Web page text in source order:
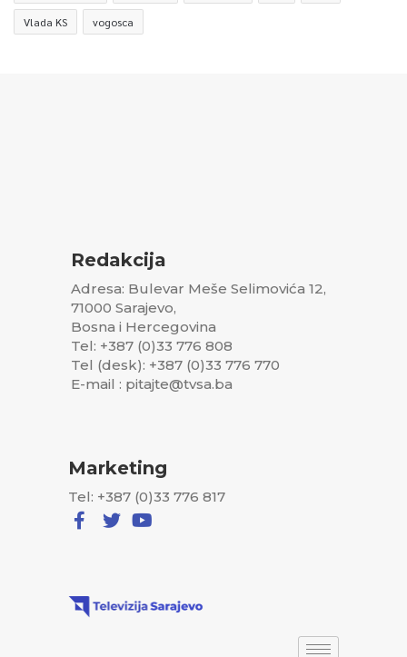
Vlada KS vogosca
Redakcija
Adresa: Bulevar Meše Selimovića 12,
71000 Sarajevo,
Bosna i Hercegovina
Tel: +387 (0)33 776 808
Tel (desk): +387 (0)33 776 770
E-mail : pitajte@tvsa.ba
Marketing
Tel: +387 (0)33 776 817